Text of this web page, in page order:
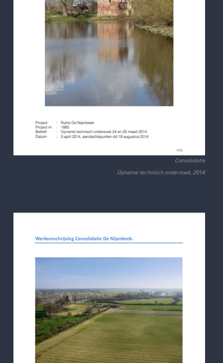
Consolidatie
Opname technisch onderzoek, 2014